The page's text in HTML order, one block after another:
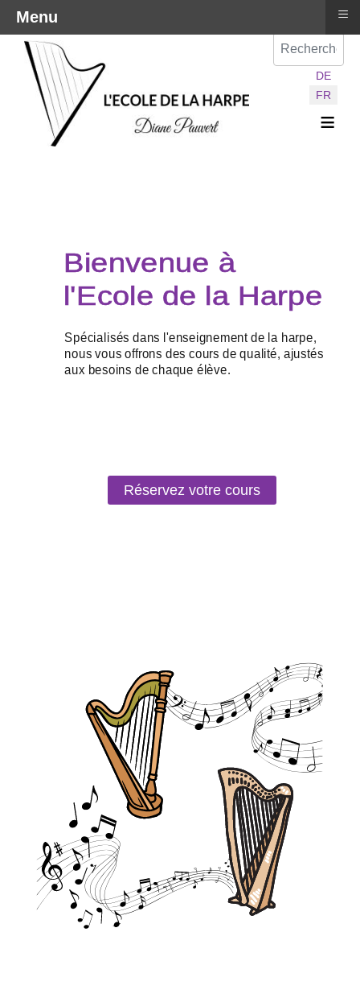
Sélectionnez
DE
FR
≡
Réservez votre cours
Menu ≡